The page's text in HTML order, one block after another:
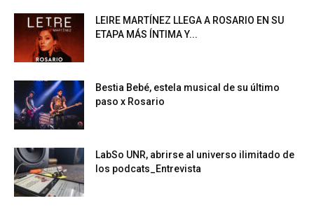
LEIRE MARTÍNEZ LLEGA A ROSARIO EN SU
ETAPA MÁS ÍNTIMA Y...
Bestia Bebé, estela musical de su último
paso x Rosario
LabSo UNR, abrirse al universo ilimitado de
los podcats_Entrevista